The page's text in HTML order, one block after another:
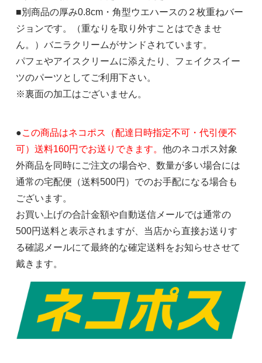
■別商品の厚み0.8cm・角型ウエハースの２枚重ねバー
ジョンです。（重なりを取り外すことはできませ
ん。）バニラクリームがサンドされています。
パフェやアイスクリームに添えたり、フェイクスイー
ツのパーツとしてご利用下さい。
※裏面の加工はございません。
●この商品はネコポス（配達日時指定不可・代引便不
可）送料160円でお送りできます。 他のネコポス対象
外商品を同時にご注文の場合や、数量が多い場合には
通常の宅配便（送料500円）でのお手配になる場合も
ございます。
お買い上げの合計金額や自動送信メールでは通常の
500円送料と表示されますが、当店から直接お送りす
る確認メールにて最終的な確定送料をお知らせさせて
戴きます。